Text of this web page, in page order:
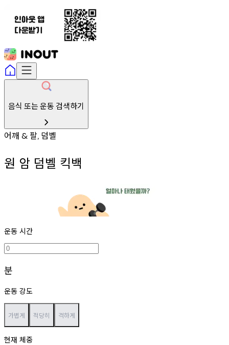
음식 또는 운동 검색하기
어깨 & 팔, 덤벨
원 암 덤벨 킥백
운동 시간
분
운동 강도
가볍게 적당히 격하게
현재 체중